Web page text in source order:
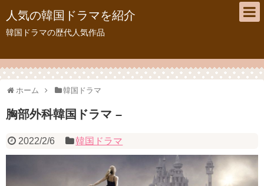
人気の韓国ドラマを紹介
韓国ドラマの歴代人気作品
ホーム 韓国ドラマ
胸部外科韓国ドラマ –
2022/2/6 韓国ドラマ